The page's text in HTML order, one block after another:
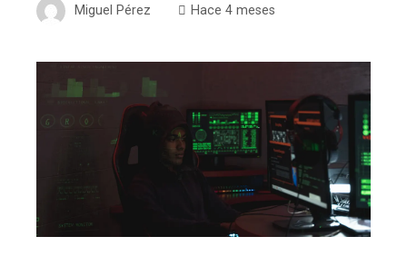
Miguel Pérez Hace 4 meses